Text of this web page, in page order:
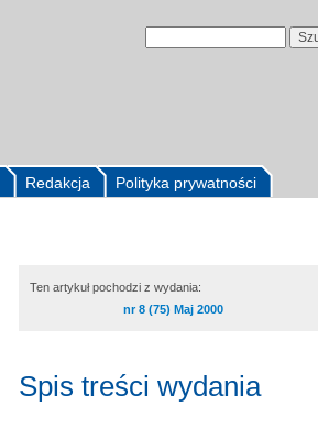
Polityka prywatności
Redakcja
Ten artykuł pochodzi z wydania:
nr 8 (75) Maj 2000
Spis treści wydania